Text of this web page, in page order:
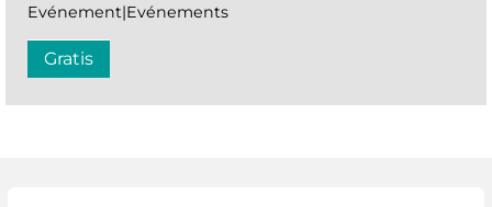
Evénement|Evénements
Gratis